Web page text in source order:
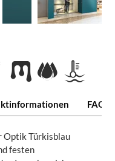
FAQ
Optik Türkisblau
festen